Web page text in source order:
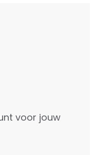
voor jouw